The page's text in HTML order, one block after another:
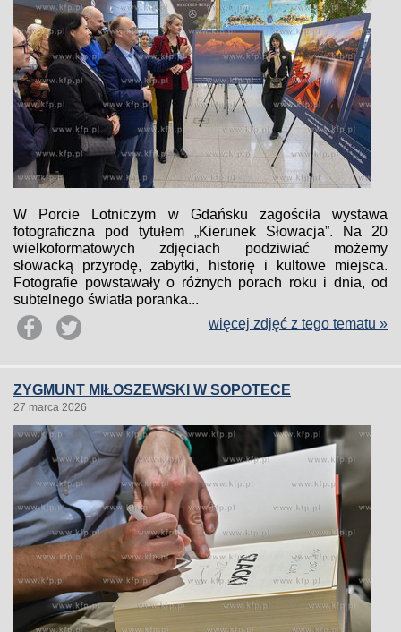
W Porcie Lotniczym w Gdańsku zagościła wystawa
fotograficzna pod tytułem „Kierunek Słowacja”. Na 20
wielkoformatowych zdjęciach podziwiać możemy
słowacką przyrodę, zabytki, historię i kultowe miejsca.
Fotografie powstawały o różnych porach roku i dnia, od
subtelnego światła poranka...
więcej zdjęć z tego tematu »
ZYGMUNT MIŁOSZEWSKI W SOPOTECE
27 marca 2026